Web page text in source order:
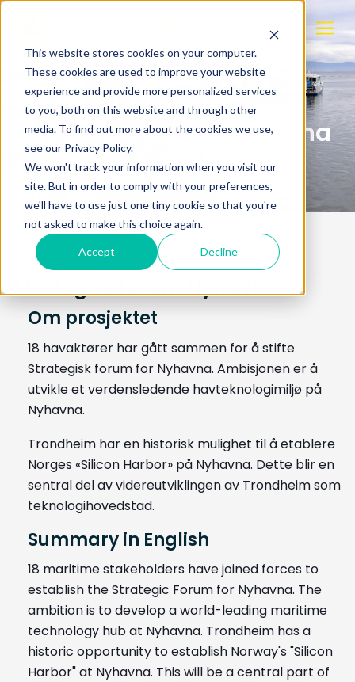
This website stores cookies on your computer.
These cookies are used to improve your website
experience and provide more personalized services
to you, both on this website and through other
media. To find out more about the cookies we use,
see our Privacy Policy.
We won't track your information when you visit our
site. But in order to comply with your preferences,
we'll have to use just one tiny cookie so that you're
not asked to make this choice again.
Accept Decline
Strategisk forum Nyhavna
Prosjekt
Strategisk forum Nyhavna
Om prosjektet
18 havaktører har gått sammen for å stifte
Strategisk forum for Nyhavna. Ambisjonen er å
utvikle et verdensledende havteknologimiljø på
Nyhavna.
Trondheim har en historisk mulighet til å etablere
Norges «Silicon Harbor» på Nyhavna. Dette blir en
sentral del av videreutviklingen av Trondheim som
teknologihovedstad.
Summary in English
18 maritime stakeholders have joined forces to
establish the Strategic Forum for Nyhavna. The
ambition is to develop a world-leading maritime
technology hub at Nyhavna. Trondheim has a
historic opportunity to establish Norway's "Silicon
Harbor" at Nyhavna. This will be a central part of